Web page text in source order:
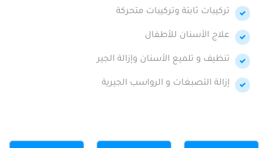
تركيبات ثابتة وتركيبات متحركة
علاج الأسنان للأطفال
تنظيف و تلميع الأسنان وإزالة الجير
إزالة التصبغات و الرواسب الجيرية